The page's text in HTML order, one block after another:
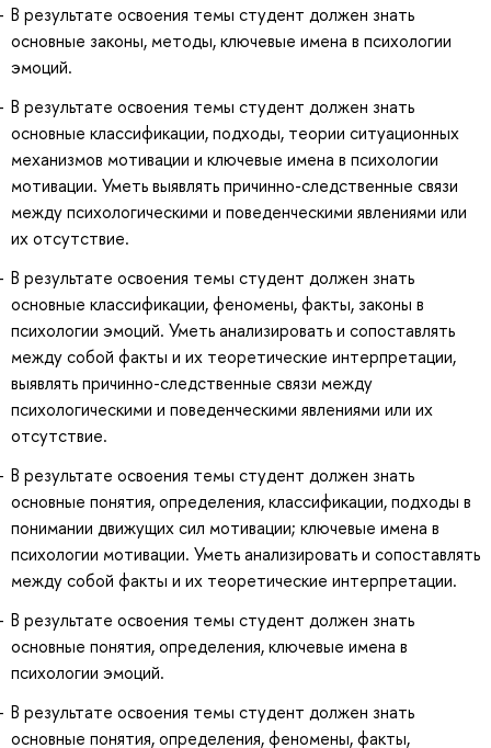
В результате освоения темы студент должен знать
основные законы, методы, ключевые имена в психологии
эмоций.
В результате освоения темы студент должен знать
основные классификации, подходы, теории ситуационных
механизмов мотивации и ключевые имена в психологии
мотивации. Уметь выявлять причинно-следственные связи
между психологическими и поведенческими явлениями или
их отсутствие.
В результате освоения темы студент должен знать
основные классификации, феномены, факты, законы в
психологии эмоций. Уметь анализировать и сопоставлять
между собой факты и их теоретические интерпретации,
выявлять причинно-следственные связи между
психологическими и поведенческими явлениями или их
отсутствие.
В результате освоения темы студент должен знать
основные понятия, определения, классификации, подходы в
понимании движущих сил мотивации; ключевые имена в
психологии мотивации. Уметь анализировать и сопоставлять
между собой факты и их теоретические интерпретации.
В результате освоения темы студент должен знать
основные понятия, определения, ключевые имена в
психологии эмоций.
В результате освоения темы студент должен знать
основные понятия, определения, феномены, факты,